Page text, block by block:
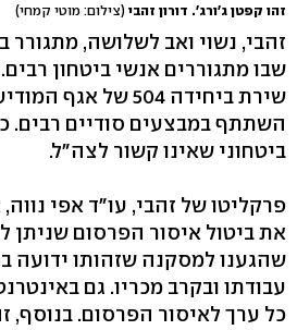
זהו קפטן ג'ורג'. דורון זהבי (צילום: מוטי קמחי)
זהבי, נשוי ואב לשלושה, מתגורר
שירת ביחידה 504 של
השתתף במבצעים סודיים רבים.
ביטחוני שאינו קשור לצה"ל.
פרקליטו של זהבי, עו"ד אפי
את ביטול איסור הפרסום שניתן
שהגענו למסקנה שזהותו ידועה
עבודתו ובקרב מכריו. גם
כל ערך לאיסור הפרסום. בנוסף,